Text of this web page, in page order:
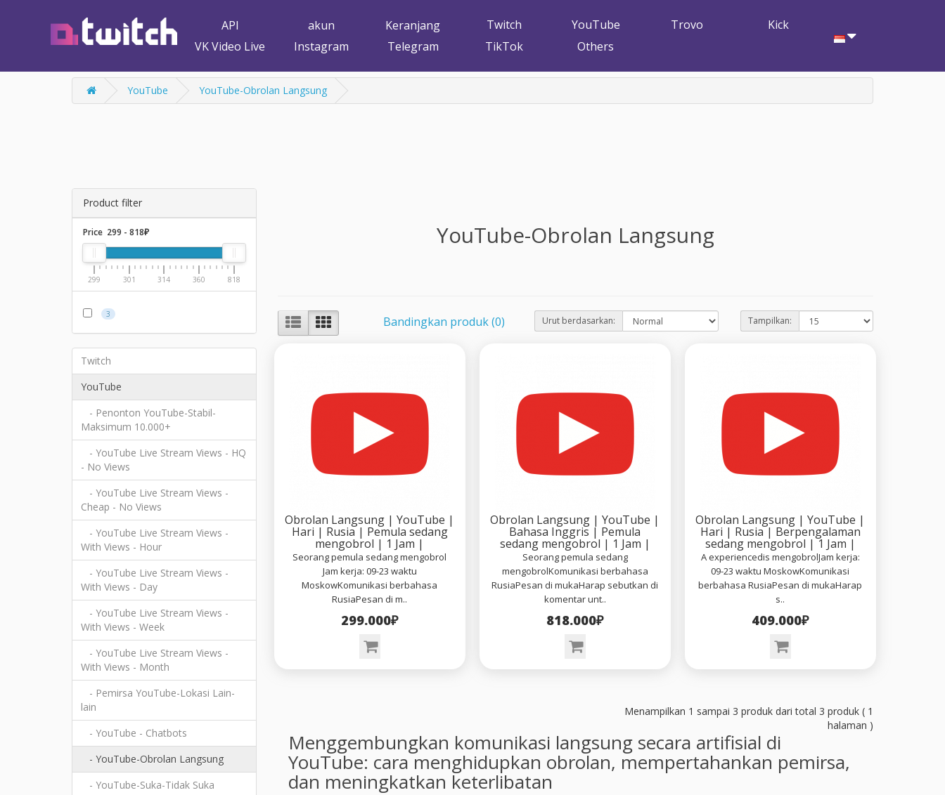
API akun Keranjang Twitch YouTube Trovo
Kick
VK Video Live
Instagram Telegram TikTok Others
YouTube YouTube-Obrolan Langsung
Product filter
Price 299 - 818₽
299 301 314 360 818
3
Twitch
YouTube
- Penonton YouTube-Stabil-
Maksimum 10.000+
- YouTube Live Stream Views - HQ
- No Views
- YouTube Live Stream Views -
Cheap - No Views
- YouTube Live Stream Views -
With Views - Hour
- YouTube Live Stream Views -
With Views - Day
- YouTube Live Stream Views -
With Views - Week
- YouTube Live Stream Views -
With Views - Month
- Pemirsa YouTube-Lokasi Lain-
lain
- YouTube - Chatbots
- YouTube-Obrolan Langsung
- YouTube-Suka-Tidak Suka
YouTube-Obrolan Langsung
Bandingkan produk (0) Urut berdasarkan: Tampilkan:
Obrolan Langsung | YouTube |
Hari | Rusia | Pemula sedang
mengobrol | 1 Jam |
Seorang pemula sedang mengobrol
Jam kerja: 09-23 waktu
MoskowKomunikasi berbahasa
RusiaPesan di m..
299.000₽
Obrolan Langsung | YouTube |
Bahasa Inggris | Pemula
sedang mengobrol | 1 Jam |
Seorang pemula sedang
mengobrolKomunikasi berbahasa
RusiaPesan di mukaHarap sebutkan di
komentar unt..
818.000₽
Obrolan Langsung | YouTube |
Hari | Rusia | Berpengalaman
sedang mengobrol | 1 Jam |
A experiencedis mengobrolJam kerja:
09-23 waktu MoskowKomunikasi
berbahasa RusiaPesan di mukaHarap
s..
409.000₽
Menampilkan 1 sampai 3 produk dari total 3 produk ( 1
halaman )
Menggembungkan komunikasi langsung secara artifisial di
YouTube: cara menghidupkan obrolan, mempertahankan pemirsa,
dan meningkatkan keterlibatan